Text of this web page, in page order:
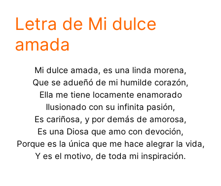
Letra de Mi dulce
amada
Mi dulce amada, es una linda morena,
Que se adueñó de mi humilde corazón,
Ella me tiene locamente enamorado
Ilusionado con su infinita pasión,
Es cariñosa, y por demás de amorosa,
Es una Diosa que amo con devoción,
Porque es la única que me hace alegrar la vida,
Y es el motivo, de toda mi inspiración.